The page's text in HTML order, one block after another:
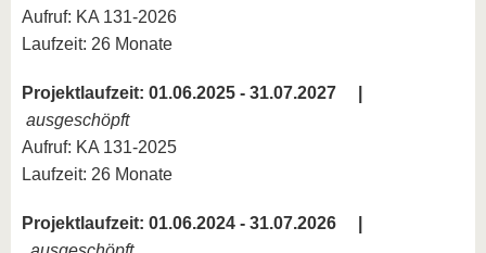
Aufruf: KA 131-2026
Laufzeit: 26 Monate
Projektlaufzeit: 01.06.2025 - 31.07.2027 |
ausgeschöpft
Aufruf: KA 131-2025
Laufzeit: 26 Monate
Projektlaufzeit: 01.06.2024 - 31.07.2026 |